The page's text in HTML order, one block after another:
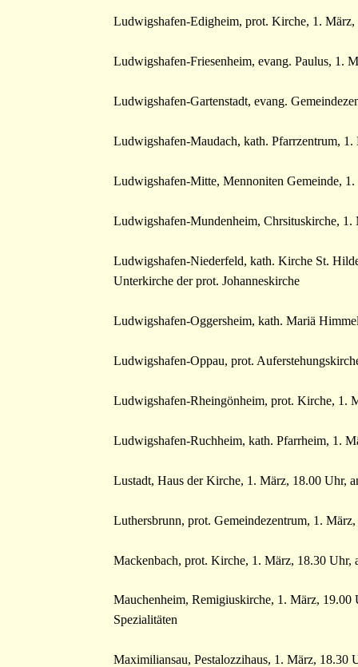
Ludwigshafen-Edigheim, prot. Kirche, 1. März,
Ludwigshafen-Friesenheim, evang. Paulus, 1.
Ludwigshafen-Gartenstadt, evang.
Ludwigshafen-Maudach, kath. Pfarrzentrum,
Ludwigshafen-Mitte, Mennoniten Gemeinde,
Ludwigshafen-Mundenheim, Chrsituskirche, 1.
Ludwigshafen-Niederfeld, kath. Kirche St.
Unterkirche der prot. Johanneskirche
Ludwigshafen-Oggersheim, kath. Mariä
Ludwigshafen-Oppau, prot.
Ludwigshafen-Rheingönheim, prot. Kirche, 1.
Ludwigshafen-Ruchheim, kath. Pfarrheim, 1.
Lustadt, Haus der Kirche, 1. März, 18.00 Uhr,
Luthersbrunn, prot. Gemeindezentrum, 1.
Mackenbach, prot. Kirche, 1. März, 18.30 Uhr,
Mauchenheim, Remigiuskirche, 1. März, 19.00
Spezialitäten
Maximiliansau, Pestalozzihaus, 1. März, 18.30